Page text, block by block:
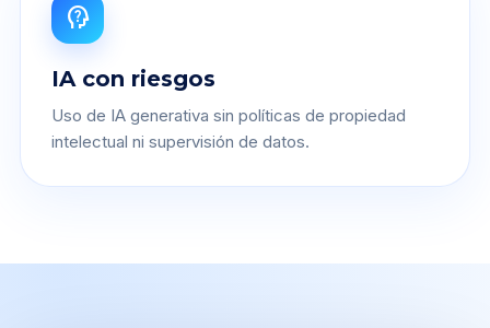
psychology_alt
IA con riesgos
Uso de IA generativa sin políticas de propiedad
intelectual ni supervisión de datos.